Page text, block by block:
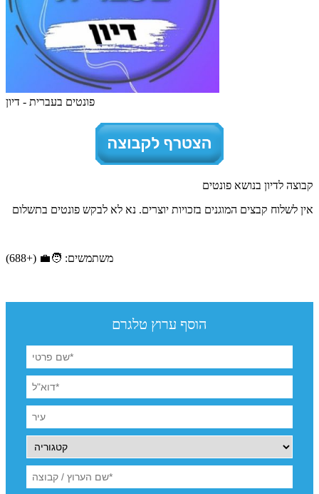
פונטים בעברית - דיון
קבוצה לדיון בנושא פונטים
אין לשלוח קבצים המוגנים בזכויות יוצרים. נא לא לבקש פונטים בתשלום
משתמשים: 🧑‍💼 (+688)
הוסף ערוץ טלגרם